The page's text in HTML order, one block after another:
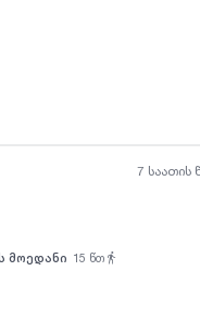
7 საათის
მოედანი 15 წთ